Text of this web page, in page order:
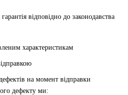
відповідно до законодавства
характеристикам
на момент відправки
дефекту ми: